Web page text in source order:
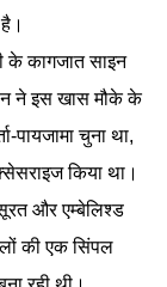
के कागजात साइन
ने इस खास मौके के
चुना था,
किया था।
और एम्बेलिश्ड
की एक सिंपल